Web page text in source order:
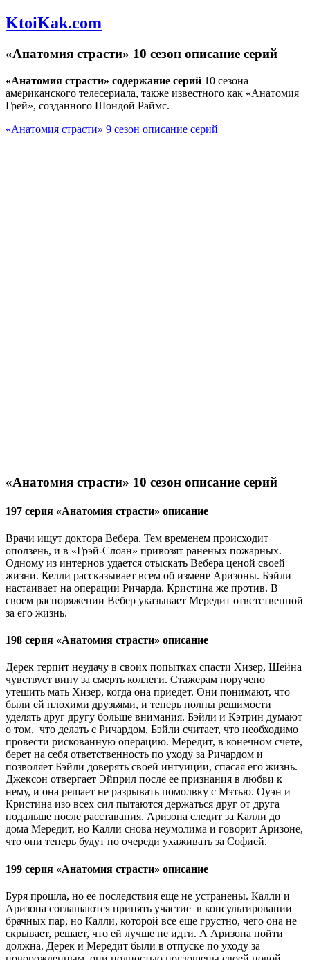
KtoiKak.com
«Анатомия страсти» 10 сезон описание серий
«Анатомия страсти» содержание серий 10 сезона
американского телесериала, также известного как «Анатомия
Грей», созданного Шондой Раймс.
«Анатомия страсти» 9 сезон описание серий
«Анатомия страсти» 10 сезон описание серий
197 серия «Анатомия страсти» описание
Врачи ищут доктора Вебера. Тем временем происходит
оползень, и в «Грэй-Слоан» привозят раненых пожарных.
Одному из интернов удается отыскать Вебера ценой своей
жизни. Келли рассказывает всем об измене Аризоны. Бэйли
настаивает на операции Ричарда. Кристина же против. В
своем распоряжении Вебер указывает Мередит ответственной
за его жизнь.
198 серия «Анатомия страсти» описание
Дерек терпит неудачу в своих попытках спасти Хизер, Шейна
чувствует вину за смерть коллеги. Стажерам поручено
утешить мать Хизер, когда она приедет. Они понимают, что
были ей плохими друзьями, и теперь полны решимости
уделять друг другу больше внимания. Бэйли и Кэтрин думают
о том, что делать с Ричардом. Бэйли считает, что необходимо
провести рискованную операцию. Мередит, в конечном счете,
берет на себя ответственность по уходу за Ричардом и
позволяет Бэйли доверять своей интуиции, спасая его жизнь.
Джексон отвергает Эйприл после ее признания в любви к
нему, и она решает не разрывать помолвку с Мэтью. Оуэн и
Кристина изо всех сил пытаются держаться друг от друга
подальше после расставания. Аризона следит за Калли до
дома Мередит, но Калли снова неумолима и говорит Аризоне,
что они теперь будут по очереди ухаживать за Софией.
199 серия «Анатомия страсти» описание
Буря прошла, но ее последствия еще не устранены. Калли и
Аризона соглашаются принять участие в консультировании
брачных пар, но Калли, которой все еще грустно, чего она не
скрывает, решает, что ей лучше не идти. А Аризона пойти
должна. Дерек и Мередит были в отпуске по уходу за